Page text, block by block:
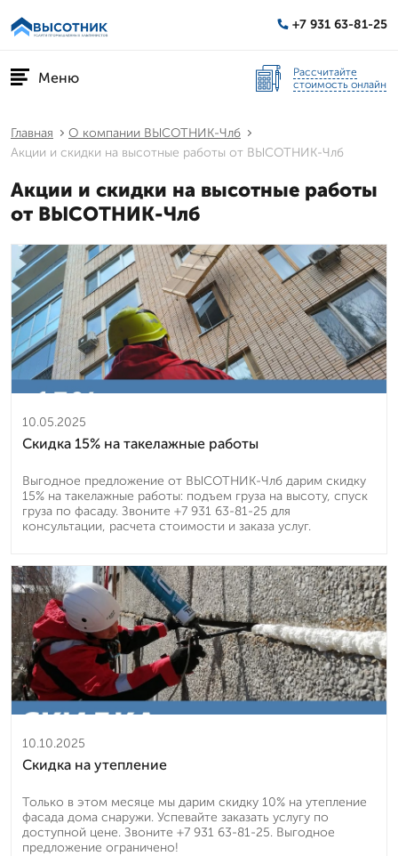
+7 931 63-81-25
Меню
Рассчитайте
стоимость онлайн
Главная
О компании ВЫСОТНИК-Члб
Акции и скидки на высотные работы от ВЫСОТНИК-Члб
Акции и скидки на высотные работы
от ВЫСОТНИК-Члб
10.05.2025
Скидка 15% на такелажные работы
Выгодное предложение от ВЫСОТНИК-Члб дарим скидку
15% на такелажные работы: подъем груза на высоту, спуск
груза по фасаду. Звоните +7 931 63-81-25 для
консультации, расчета стоимости и заказа услуг.
10.10.2025
Скидка на утепление
Только в этом месяце мы дарим скидку 10% на утепление
фасада дома снаружи. Успевайте заказать услугу по
доступной цене. Звоните +7 931 63-81-25. Выгодное
предложение ограничено!